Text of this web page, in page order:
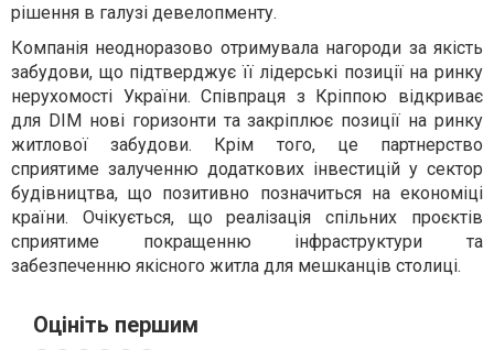
рішення в галузі девелопменту.
Компанія неодноразово отримувала нагороди за якість
забудови, що підтверджує її лідерські позиції на ринку
нерухомості України. Співпраця з Кріппою відкриває
для DIM нові горизонти та закріплює позиції на ринку
житлової забудови. Крім того, це партнерство
сприятиме залученню додаткових інвестицій у сектор
будівництва, що позитивно позначиться на економіці
країни. Очікується, що реалізація спільних проєктів
сприятиме покращенню інфраструктури та
забезпеченню якісного житла для мешканців столиці.
Оцініть першим